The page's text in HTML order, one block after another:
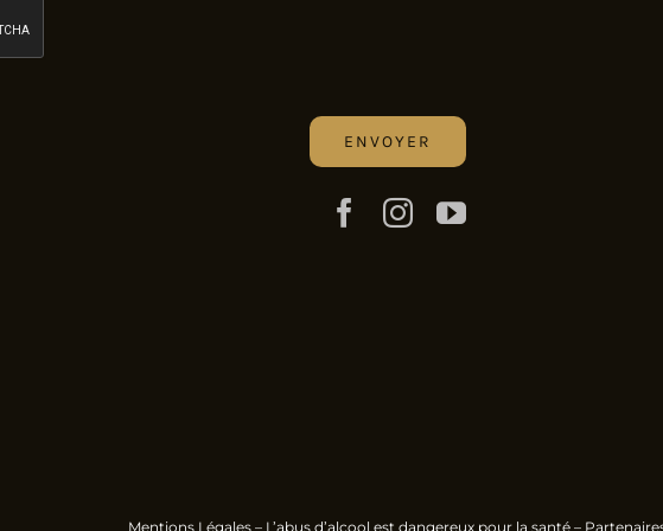
Mentions Légales – L’abus d’alcool est dangereux pour la santé –